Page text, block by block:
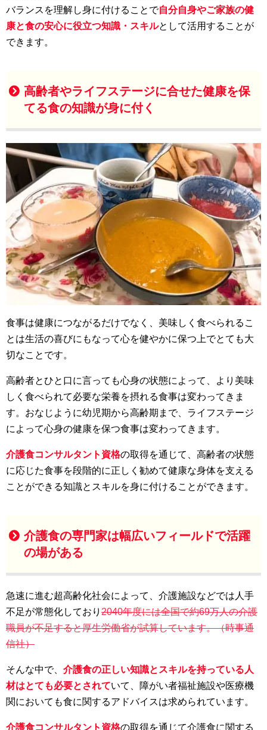
バランスを理解し身に付けることで自分自身やご家族の健
康と食の安心に役立つ知識・スキルとして活用することが
できます。
高齢者やライフステージに合せた健康を保
てる食の知識が身に付く
食事は健康につながるだけでなく、美味しく食べられるこ
とは生活の喜びにもなって心を健やかに保つ上でとても大
切なことです。
高齢者とひと口に言っても心身の状態によって、より美味
しく食べられて必要な栄養を摂れる食事は変わってきま
す。おなじように幼児期から高齢期まで、ライフステージ
によって心身の健康を保つ食事は変わってきます。
介護食コンサルタント資格の取得を通じて、高齢者の状態
に応じた食事を段階的に正しく勧めて健康な身体を支える
ことができる知識とスキルを身に付けることができます。
介護食の専門家は幅広いフィールドで活躍
の場がある
急速に進む超高齢化社会によって、介護施設などでは人手
不足が常態化しており 2040年度には全国で約69万人の介護
職員が不足すると厚生労働省が試算しています。（時事通
信社）
そんな中で、 介護食の正しい知識とスキルを持っている人
材はとても必要とされていて、障がい者福祉施設や医療機
関においても食に関するアドバイスは求められています。
介護食コンサルタント資格の取得を通じて介護食に関する